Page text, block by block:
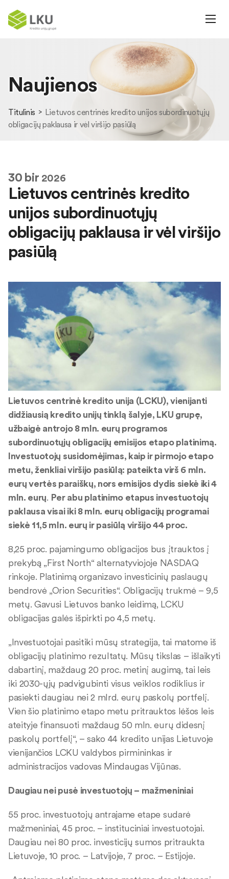
Naujienos
Titulinis
Lietuvos centrinės kredito unijos subordinuotųjų
obligacijų paklausa ir vėl viršijo pasiūlą
30bir 2026
Lietuvos centrinės kredito
unijos subordinuotųjų
obligacijų paklausa ir vėl viršijo
pasiūlą
Lietuvos centrinė kredito unija (LCKU), vienijanti
didžiausią kredito unijų tinklą šalyje, LKU grupę,
užbaigė antrojo 8 mln. eurų programos
subordinuotųjų obligacijų emisijos etapo platinimą.
Investuotojų susidomėjimas, kaip ir pirmojo etapo
metu, ženkliai viršijo pasiūlą: pateikta virš 6 mln.
eurų vertės paraiškų, nors emisijos dydis siekė iki 4
mln. eurų. Per abu platinimo etapus investuotojų
paklausa visai iki 8 mln. eurų obligacijų programai
siekė 11,5 mln. eurų ir pasiūlą viršijo 44 proc.
8,25 proc. pajamingumo obligacijos bus įtrauktos į
prekybą „First North“ alternatyviojoje NASDAQ
rinkoje. Platinimą organizavo investicinių paslaugų
bendrovė „Orion Securities“. Obligacijų trukmė – 9,5
metų. Gavusi Lietuvos banko leidimą, LCKU
obligacijas galės išpirkti po 4,5 metų.
„Investuotojai pasitiki mūsų strategija, tai matome iš
obligacijų platinimo rezultatų. Mūsų tikslas – išlaikyti
dabartinį, maždaug 20 proc. metinį augimą, tai leis
iki 2030-ųjų padvigubinti visus veiklos rodiklius ir
pasiekti daugiau nei 2 mlrd. eurų paskolų portfelį.
Vien šio platinimo etapo metu pritrauktos lėšos leis
ateityje finansuoti maždaug 50 mln. eurų didesnį
paskolų portfelį“, – sako 44 kredito unijas Lietuvoje
vienijančios LCKU valdybos pirmininkas ir
administracijos vadovas Mindaugas Vijūnas.
Daugiau nei pusė investuotojų – mažmeniniai
55 proc. investuotojų antrajame etape sudarė
mažmeniniai, 45 proc. – instituciniai investuotojai.
Daugiau nei 80 proc. investicijų sumos pritraukta
Lietuvoje, 10 proc. – Latvijoje, 7 proc. – Estijoje.